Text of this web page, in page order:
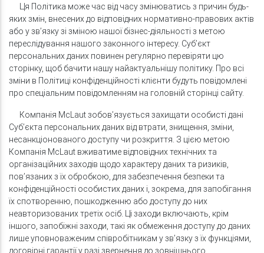
Ця Політика може час від часу змінюватись з причин будь-
яких змін, внесених до відповідних нормативно-правових актів
або у зв’язку зі зміною нашої бізнес-діяльності з метою
переслідування нашого законного інтересу. Суб’єкт
персональних даних повинен регулярно перевіряти цю
сторінку, щоб бачити нашу найактуальнішу політику. Про всі
зміни в Політиці конфіденційності клієнти будуть повідомлені
про спеціальним повідомленням на головній сторінці сайту.
Компанія McLaut зобов’язується захищати особисті дані
Суб’єкта персональних даних від втрати, знищення, зміни,
несанкціонованого доступу чи розкриття. З цією метою
Компанія McLaut вживатиме відповідних технічних та
організаційних заходів щодо характеру даних та ризиків,
пов’язаних з їх обробкою, для забезпечення безпеки та
конфіденційності особистих даних і, зокрема, для запобігання
їх спотворенню, пошкодженню або доступу до них
неавторизованих третіх осіб. Ці заходи включають, крім
іншого, запобіжні заходи, такі як обмеження доступу до даних
лише уповноваженим співробітникам у зв’язку з їх функціями,
договірні гарантії у разі звернення до зовнішнього